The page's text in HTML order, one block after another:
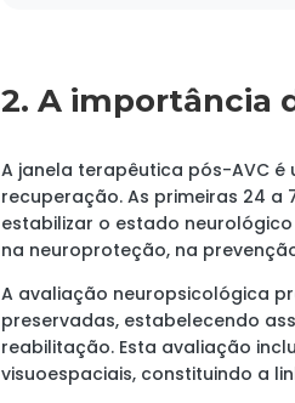
2. A importância
A janela terapêutica pós-AVC
recuperação. As primeiras 24
estabilizar o estado
na neuroproteção, na
A avaliação neuropsicológica
preservadas, estabelecendo
reabilitação. Esta avaliação
visuoespaciais, constituindo a